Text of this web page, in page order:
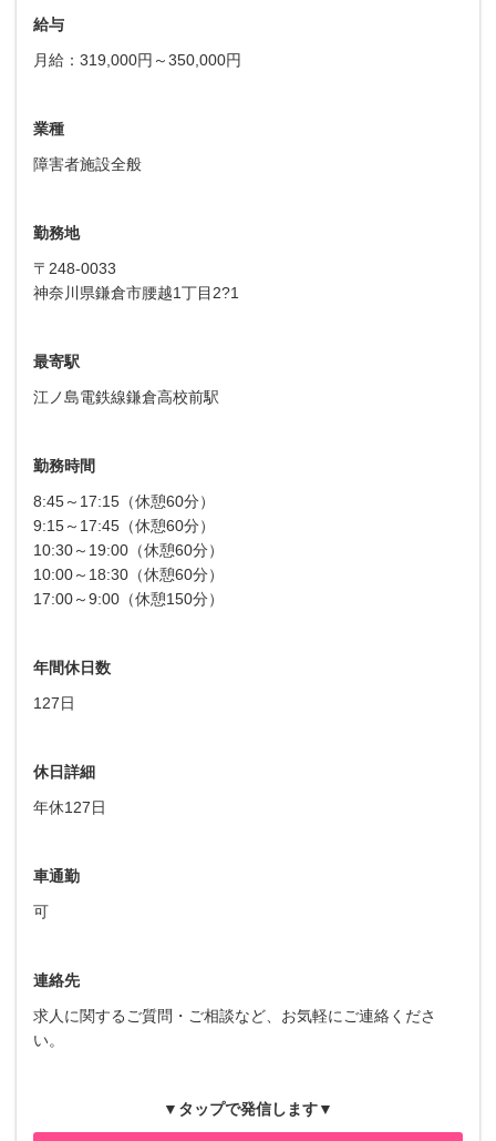
給与
月給：319,000円～350,000円
業種
障害者施設全般
勤務地
〒248-0033
神奈川県鎌倉市腰越1丁目2?1
最寄駅
江ノ島電鉄線鎌倉高校前駅
勤務時間
8:45～17:15（休憩60分）
9:15～17:45（休憩60分）
10:30～19:00（休憩60分）
10:00～18:30（休憩60分）
17:00～9:00（休憩150分）
年間休日数
127日
休日詳細
年休127日
車通勤
可
連絡先
求人に関するご質問・ご相談など、お気軽にご連絡くださ
い。
▼タップで発信します▼